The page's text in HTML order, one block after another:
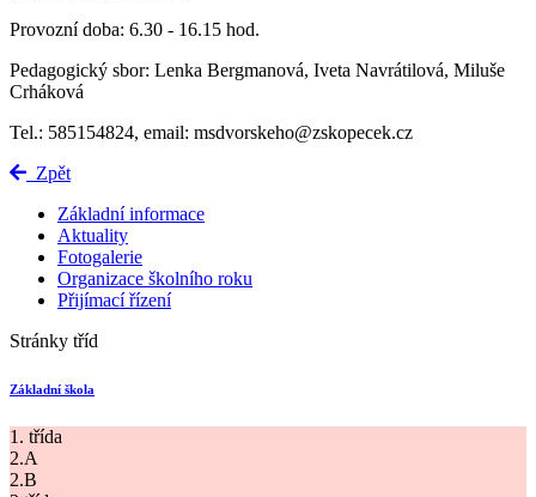
Provozní doba: 6.30 - 16.15 hod.
Pedagogický sbor: Lenka Bergmanová, Iveta Navrátilová, Miluše
Crháková
Tel.: 585154824, email: msdvorskeho@zskopecek.cz
Zpět
Základní informace
Aktuality
Fotogalerie
Organizace školního roku
Přijímací řízení
Stránky tříd
Základní škola
1. třída
2.A
2.B